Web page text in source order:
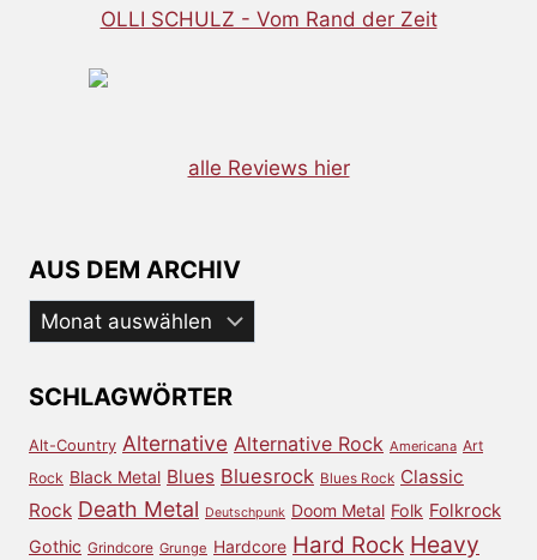
OLLI SCHULZ - Vom Rand der Zeit
alle Reviews hier
AUS DEM ARCHIV
Aus
dem
SCHLAGWÖRTER
Alt-Country Alternative Alternative Rock Americana Art
Rock Black Metal Blues Bluesrock Blues Rock Classic
Rock Death Metal Deutschpunk Doom Metal Folk Folkrock
Gothic Grindcore Grunge Hardcore Hard Rock Heavy